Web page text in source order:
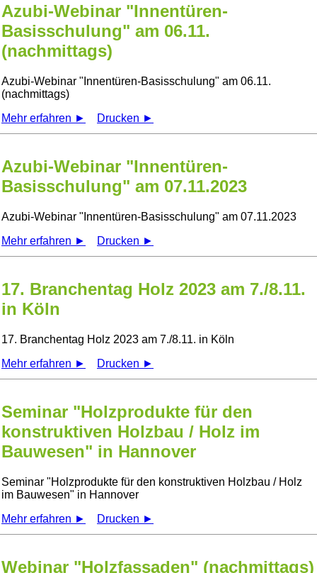
Azubi-Webinar "Innentüren-
Basisschulung" am 06.11.
(nachmittags)
Azubi-Webinar Innentüren-Basisschulung
am 06.11.
(nachmittags)
Mehr erfahren ►
Drucken ►
Azubi-Webinar "Innentüren-
Basisschulung" am 07.11.2023
Azubi-Webinar Innentüren-Basisschulung
am 07.11.2023
Mehr erfahren ►
Drucken ►
17. Branchentag Holz 2023 am 7./8.11.
in Köln
17. Branchentag Holz 2023 am 7./8.11. in Köln
Mehr erfahren ►
Drucken ►
Seminar "Holzprodukte für den
konstruktiven Holzbau / Holz im
Bauwesen" in Hannover
Seminar
Holzprodukte für den konstruktiven Holzbau / Holz
im Bauwesen
in Hannover
Mehr erfahren ►
Drucken ►
Webinar "Holzfassaden" (nachmittags)